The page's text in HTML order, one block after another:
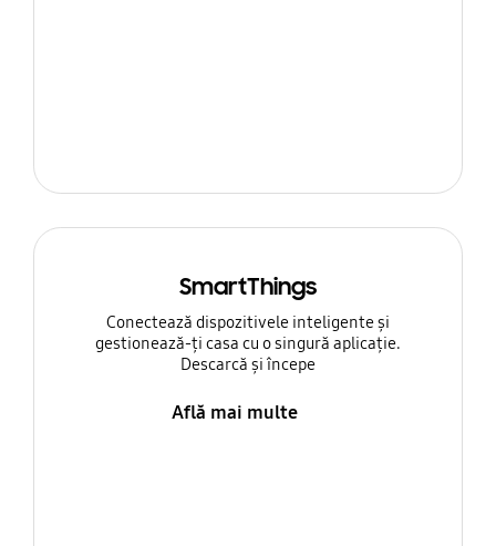
SmartThings
Conectează dispozitivele inteligente și
gestionează-ți casa cu o singură aplicație.
Descarcă și începe
Află mai multe